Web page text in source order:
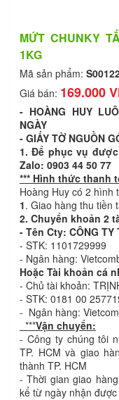
MỨT CHUNKY
1KG
Mã sản phẩm:
Giá bán: 169.000
- HOÀNG HUY
NGÀY
- GIẤY TỜ NGUỒN
1. Để phục vụ
Zalo: 0903 44 50 77
*** Hình thức thanh
Hoàng Huy có 2 hình
1. Giao hàng thu tiền
2. Chuyển khoản 2
- Tên Cty: CÔNG TY
- STK: 1101729999
- Ngân hàng:
Hoặc Tài khoản cá
- Chủ tài khoản:
- STK: 0181 00
- Ngân hàng:
***Vận chuyển:
- Công ty chúng tôi
TP. HCM và giao
thành TP. HCM
- Thời gian giao
kể từ ngày nhận